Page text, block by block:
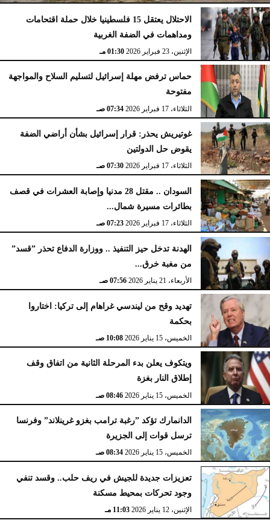
الإثنين، 23 فبراير 2026 02:15 مـ
الاحتلال يعتقل 15 فلسطينيا خلال حملة اقتحامات
ومداهمات في الضفة الغربية
الإثنين، 23 فبراير 2026 01:30 مـ
حماس ترفض مهلة إسرائيل لتسليم السلاح والمواجهة
مفتوحة
الثلاثاء، 17 فبراير 2026 07:34 صـ
غوتيريش يحذر: قرار إسرائيل بشأن أراضي الضفة
يقوض حل الدولتين
الثلاثاء، 17 فبراير 2026 07:30 صـ
السودان .. مقتل 28 مدنيا وإصابة العشرات في قصف
بطائرات مسيرة شمال...
الثلاثاء، 17 فبراير 2026 07:23 صـ
الهدنة تدخل حيز التنفيذ .. ووزارة الدفاع تحذر ”قسد”
من مغبة خرق...
الأربعاء، 21 يناير 2026 07:56 صـ
تهديد وقح من ليندسي غراهام إلى تركيا: اختاروا
بحكمة
الخميس، 15 يناير 2026 10:08 صـ
ويتكوف يعلن بدء المرحلة الثانية من اتفاق وقف
إطلاق النار بغزة
الخميس، 15 يناير 2026 08:46 صـ
الدانمارك تؤكد ”رغبة ترامب بغزو غرينلاند” وفرنسا
ترسل قوات إلى الجزيرة
الخميس، 15 يناير 2026 08:34 صـ
تعزيزات جديدة للجيش في ريف حلب.. وقسد تنفي
وجود تحركات بمحيط مسكنة
الإثنين، 12 يناير 2026 11:03 مـ